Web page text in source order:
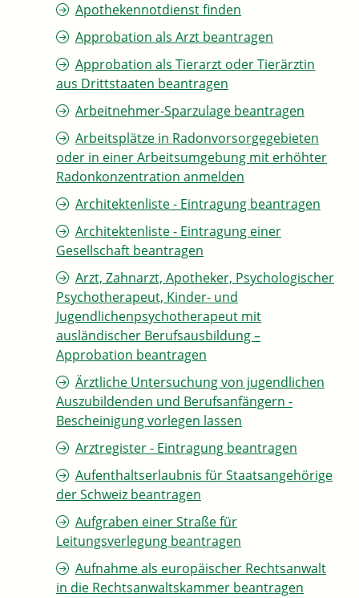
Apothekennotdienst finden
Approbation als Arzt beantragen
Approbation als Tierarzt oder Tierärztin
aus Drittstaaten beantragen
Arbeitnehmer-Sparzulage beantragen
Arbeitsplätze in Radonvorsorgegebieten
oder in einer Arbeitsumgebung mit erhöhter
Radonkonzentration anmelden
Architektenliste - Eintragung beantragen
Architektenliste - Eintragung einer
Gesellschaft beantragen
Arzt, Zahnarzt, Apotheker, Psychologischer
Psychotherapeut, Kinder- und
Jugendlichenpsychotherapeut mit
ausländischer Berufsausbildung –
Approbation beantragen
Ärztliche Untersuchung von jugendlichen
Auszubildenden und Berufsanfängern -
Bescheinigung vorlegen lassen
Arztregister - Eintragung beantragen
Aufenthaltserlaubnis für Staatsangehörige
der Schweiz beantragen
Aufgraben einer Straße für
Leitungsverlegung beantragen
Aufnahme als europäischer Rechtsanwalt
in die Rechtsanwaltskammer beantragen